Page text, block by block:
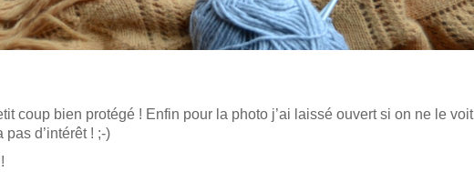
coup bien protégé ! Enfin pour la photo j’ai laissé ouvert si on ne le voit
pas d’intérêt ! ;-)